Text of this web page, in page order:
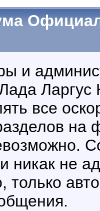
и
Ларгус
все
на
никак не
только